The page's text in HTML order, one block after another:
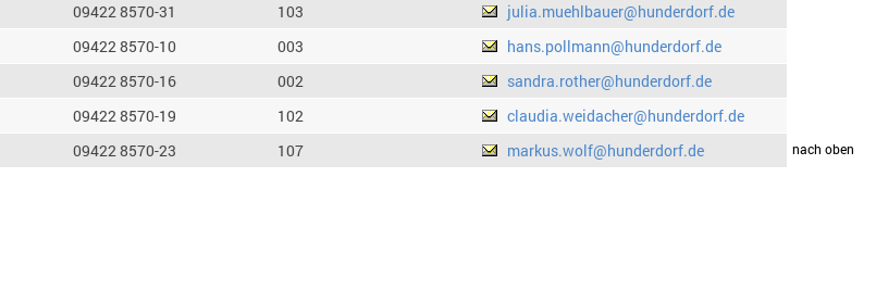
09422 8570-31 103
julia.muehlbauer@hunderdorf.de
09422 8570-10 003
hans.pollmann@hunderdorf.de
09422 8570-16 002
sandra.rother@hunderdorf.de
09422 8570-19 102
claudia.weidacher@hunderdorf.de
09422 8570-23 107 markus.wolf@hunderdorf.dedrucken nach oben